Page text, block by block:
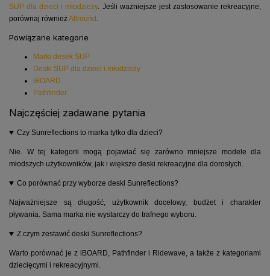
SUP dla dzieci i młodzieży. Jeśli ważniejsze jest zastosowanie rekreacyjne,
porównaj równieżAllround .
Powiązane kategorie
Marki desek SUP
Deski SUP dla dzieci i młodzieży
iBOARD
Pathfinder
Najczęściej zadawane pytania
Czy Sunreflections to marka tylko dla dzieci?
Nie. W tej kategorii mogą pojawiać się zarówno mniejsze modele dla
młodszych użytkowników, jak i większe deski rekreacyjne dla dorosłych.
Co porównać przy wyborze deski Sunreflections?
Najważniejsze są długość, użytkownik docelowy, budżet i charakter
pływania. Sama marka nie wystarczy do trafnego wyboru.
Z czym zestawić deski Sunreflections?
Warto porównać je z iBOARD, Pathfinder i Ridewave, a także z kategoriami
dziecięcymi i rekreacyjnymi.